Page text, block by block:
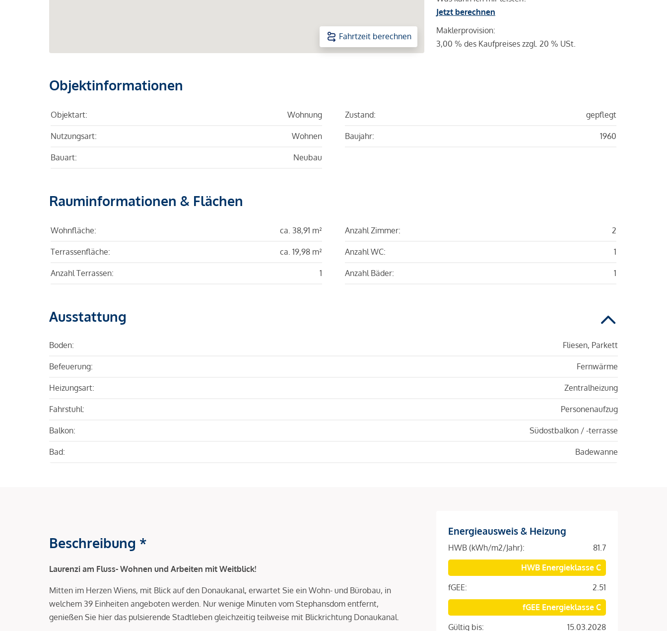
Fahrtzeit berechnen
Jetzt berechnen
Maklerprovision:
3,00 % des Kaufpreises zzgl. 20 % USt.
Objektinformationen
Objektart: Wohnung
Nutzungsart: Wohnen
Bauart: Neubau
Zustand: gepflegt
Baujahr: 1960
Rauminformationen & Flächen
Wohnfläche: ca. 38,91 m²
Terrassenfläche: ca. 19,98 m²
Anzahl Terrassen: 1
Anzahl Zimmer: 2
Anzahl WC: 1
Anzahl Bäder: 1
Ausstattung
Boden: Fliesen, Parkett
Befeuerung: Fernwärme
Heizungsart: Zentralheizung
Fahrstuhl: Personenaufzug
Balkon: Südostbalkon / -terrasse
Bad: Badewanne
Beschreibung *
Laurenzi am Fluss- Wohnen und Arbeiten mit Weitblick!
Mitten im Herzen Wiens, mit Blick auf den Donaukanal, erwartet Sie ein Wohn- und Bürobau, in
welchem 39 Einheiten angeboten werden. Nur wenige Minuten vom Stephansdom entfernt,
genießen Sie hier das pulsierende Stadtleben gleichzeitig teilweise mit Blickrichtung Donaukanal.
Energieausweis & Heizung
HWB (kWh/m2/Jahr):
81.7
HWB Energieklasse C
fGEE:
2.51
fGEE Energieklasse C
Gültig bis:
15.03.2028